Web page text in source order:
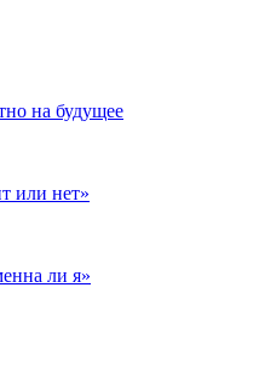
на будущее
или нет»
ли я»